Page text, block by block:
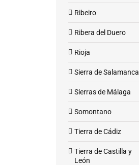
Ribeiro
Ribera del Duero
Rioja
Sierra de Salamanca
Sierras de Málaga
Somontano
Tierra de Cádiz
Tierra de Castilla y
León